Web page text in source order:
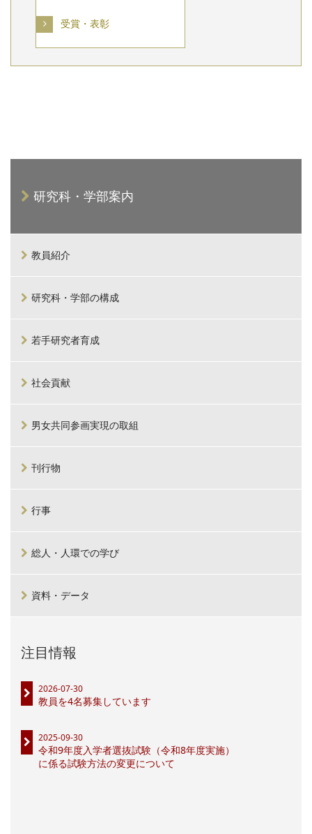
受賞・表彰
研究科・学部案内
教員紹介
研究科・学部の構成
若手研究者育成
社会貢献
男女共同参画実現の取組
刊行物
行事
総人・人環での学び
資料・データ
注目情報
2026-07-30
教員を4名募集しています
2025-09-30
令和9年度入学者選抜試験（令和8年度実施）
に係る試験方法の変更について